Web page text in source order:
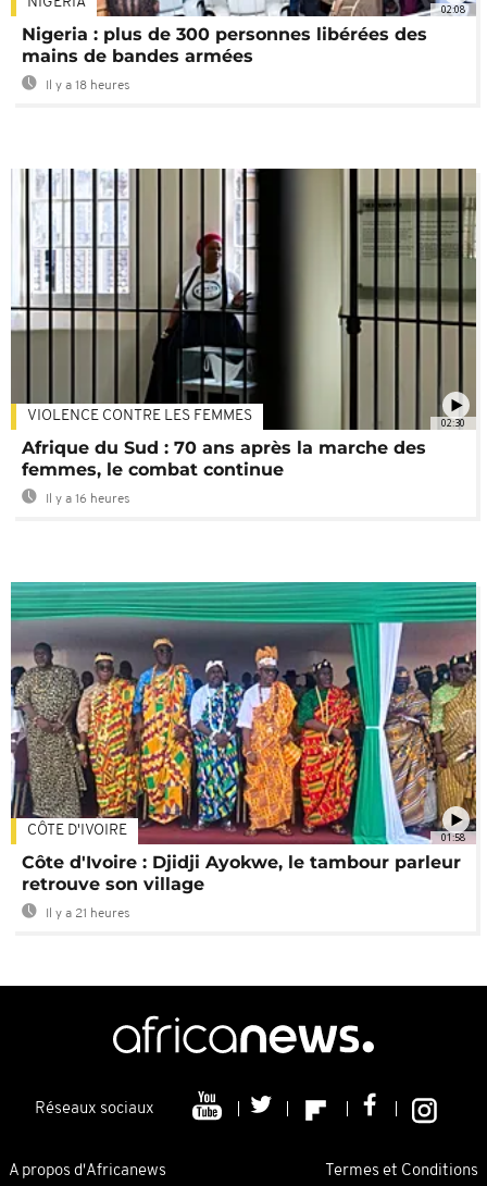
02:08
Nigeria : plus de 300 personnes libérées des
mains de bandes armées
Il y a 18 heures
02:30
VIOLENCE CONTRE LES FEMMES
Afrique du Sud : 70 ans après la marche des
femmes, le combat continue
Il y a 16 heures
01:58
CÔTE D'IVOIRE
Côte d'Ivoire : Djidji Ayokwe, le tambour parleur
retrouve son village
Il y a 21 heures
Réseaux sociaux
A propos d'Africanews Termes et Conditions